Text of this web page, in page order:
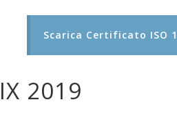
Scarica Certificato ISO
2019